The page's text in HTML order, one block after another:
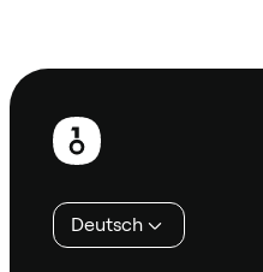
Fußzeile
Deutsch